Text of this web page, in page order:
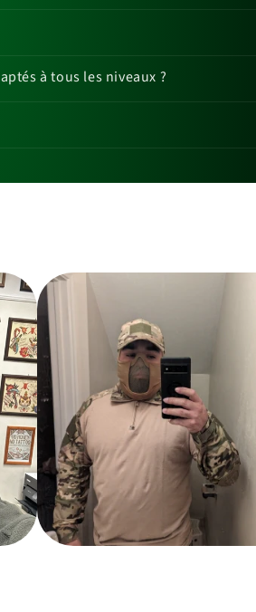
à tous les niveaux ?